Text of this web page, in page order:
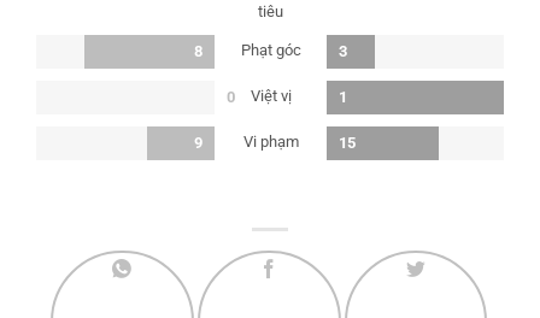
tiêu
8 Phạt góc 3
0 Việt vị 1
9 Vi phạm 15